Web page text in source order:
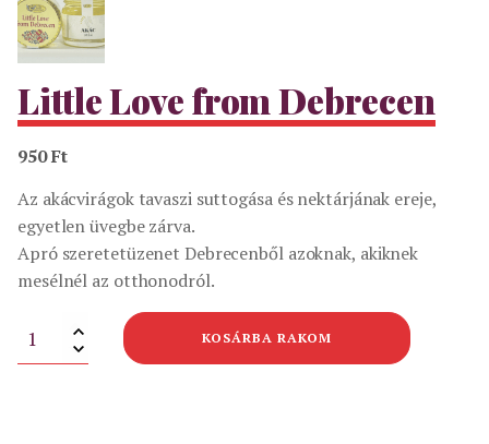
Little Love from Debrecen
950Ft
Az akácvirágok tavaszi suttogása és nektárjának ereje,
egyetlen üvegbe zárva.
Apró szeretetüzenet Debrecenből azoknak, akiknek
mesélnél az otthonodról.
Little
Love
from
KOSÁRBA RAKOM